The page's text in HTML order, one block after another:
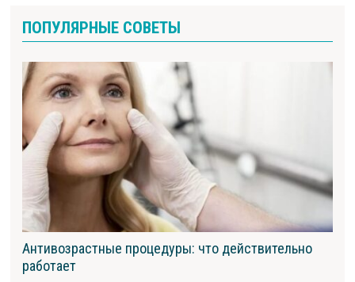
ПОПУЛЯРНЫЕ СОВЕТЫ
Антивозрастные процедуры: что действительно
работает